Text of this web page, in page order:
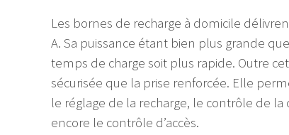
Les bornes de recharge à domicile
A. Sa puissance étant bien plus grande
temps de charge soit plus rapide. Outre
sécurisée que la prise renforcée. Elle
le réglage de la recharge, le contrôle de
encore le contrôle d’accès.